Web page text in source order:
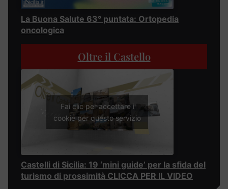
La Buona Salute 63° puntata: Ortopedia
oncologica
Oltre il Castello
Fai clic per accettare i
cookie per questo servizio
Castelli di Sicilia: 19 ‘mini guide’ per la sfida del
turismo di prossimità CLICCA PER IL VIDEO